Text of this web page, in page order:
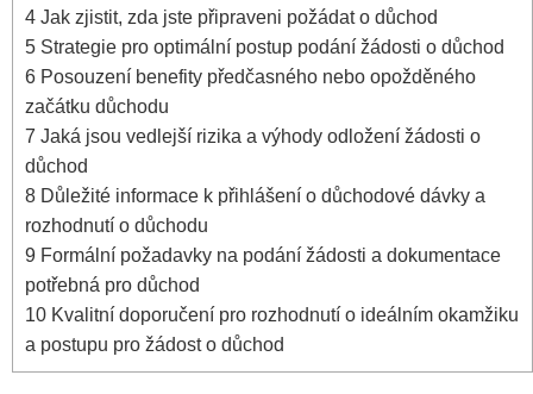
4 Jak zjistit, zda jste připraveni požádat o důchod
5 Strategie pro optimální postup podání žádosti o důchod
6 Posouzení benefity předčasného nebo opožděného
začátku důchodu
7 Jaká jsou vedlejší rizika a výhody odložení žádosti o
důchod
8 Důležité informace k přihlášení o důchodové dávky a
rozhodnutí o důchodu
9 Formální požadavky na podání žádosti a dokumentace
potřebná pro důchod
10 Kvalitní doporučení pro rozhodnutí o ideálním okamžiku
a postupu pro žádost o důchod